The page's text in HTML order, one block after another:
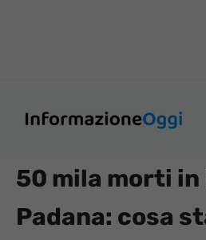
50 mila morti in
Padana: cosa